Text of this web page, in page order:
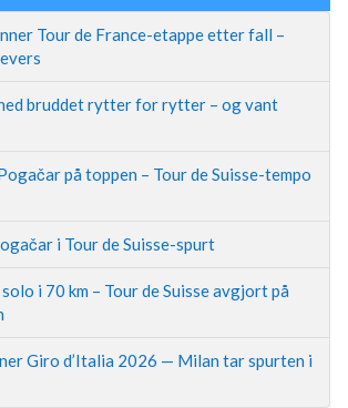
Tour de France-etappe etter fall –
bruddet rytter for rytter – og vant
på toppen – Tour de Suisse-tempo
i Tour de Suisse-spurt
i 70 km – Tour de Suisse avgjort på
Giro d’Italia 2026 — Milan tar spurten i